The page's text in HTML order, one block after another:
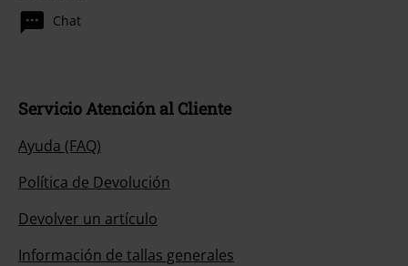
Chat
Servicio Atención al Cliente
Ayuda (FAQ)
Política de Devolución
Devolver un artículo
Información de tallas generales